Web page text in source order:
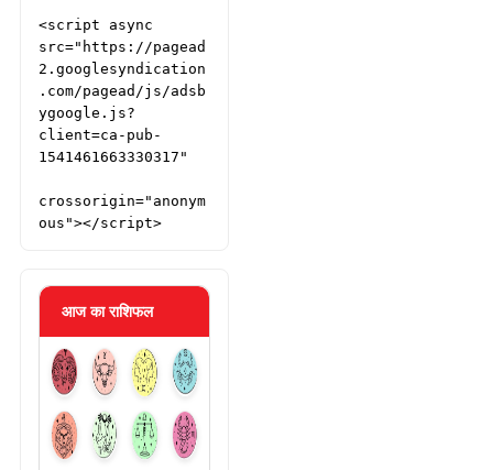
<script async
src="https://pagead
2.googlesyndication
.com/pagead/js/adsb
ygoogle.js?
client=ca-pub-
1541461663330317"
crossorigin="anonym
ous"></script>
आज का राशिफल